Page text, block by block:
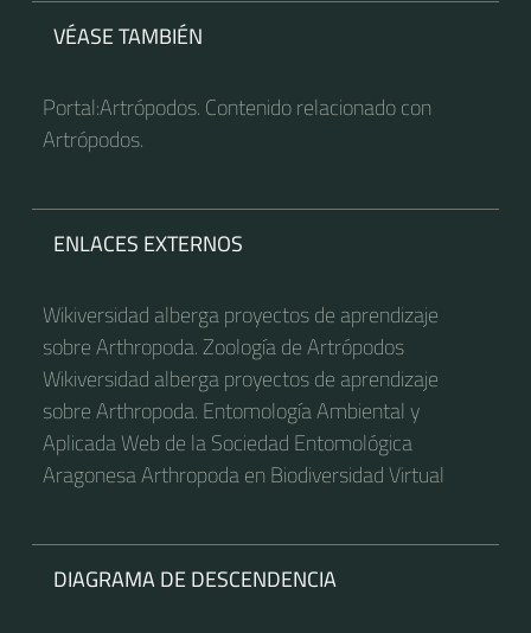
VÉASE TAMBIÉN
Portal:Artrópodos. Contenido relacionado con
Artrópodos.
ENLACES EXTERNOS
Wikiversidad alberga proyectos de aprendizaje
sobre Arthropoda. Zoología de Artrópodos
Wikiversidad alberga proyectos de aprendizaje
sobre Arthropoda. Entomología Ambiental y
Aplicada Web de la Sociedad Entomológica
Aragonesa Arthropoda en Biodiversidad Virtual
DIAGRAMA DE DESCENDENCIA